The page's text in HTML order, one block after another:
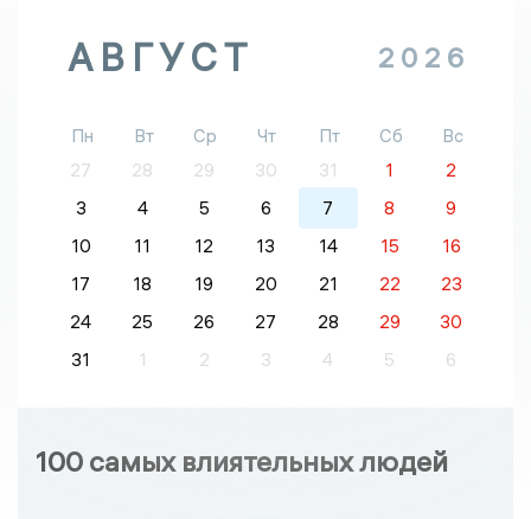
АВГУСТ 2026
Пн Вт Ср Чт Пт Сб
Вс
27
28 29 30 31 1
2
3
4 5 6 7 8
9
10
11 12 13 14 15
16
17
18 19 20 21 22
23
24
25 26 27 28 29
30
31
1 2 3 4 5 6
100 самых влиятельных людей